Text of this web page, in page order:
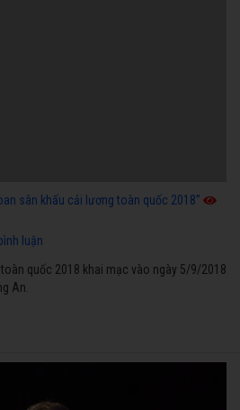
sân khấu cải lương toàn quốc 2018”
bình luận
quốc 2018 khai mạc vào ngày 5/9/2018
An.